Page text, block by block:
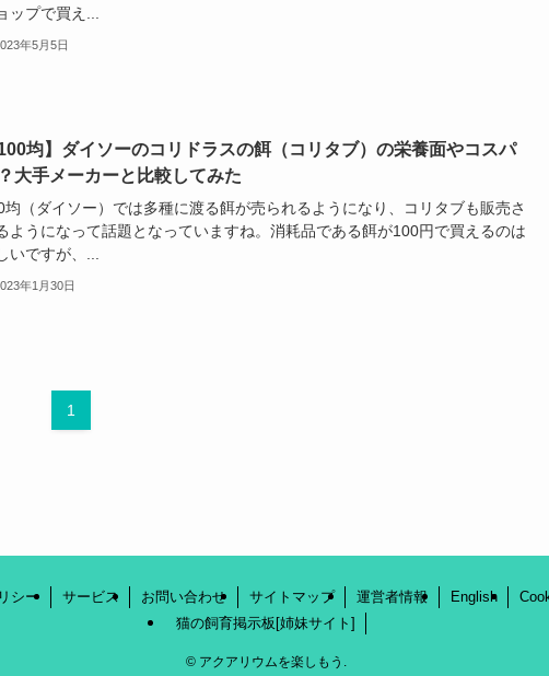
ップで買え...
年5月5日
100均】ダイソーのコリドラスの餌（コリタブ）の栄養面やコスパ
大手メーカーと比較してみた
均（ダイソー）では多種に渡る餌が売られるようになり、コリタブも販売さ
ようになって話題となっていますね。消耗品である餌が100円で買えるのは
いですが、...
年1月30日
1
シー サービス お問い合わせ サイトマップ 運営者情報 English
猫の飼育掲示板[姉妹サイト]
©アクアリウムを楽しもう.